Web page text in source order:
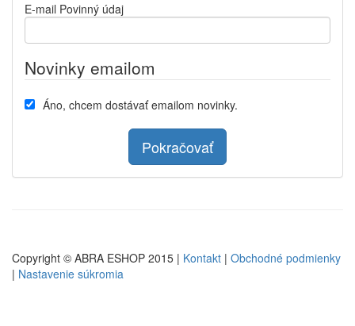
E-mail Povinný údaj
Novinky emailom
Áno, chcem dostávať emailom novinky.
Pokračovať
Copyright © ABRA ESHOP 2015 | Kontakt | Obchodné podmienky
| Nastavenie súkromia